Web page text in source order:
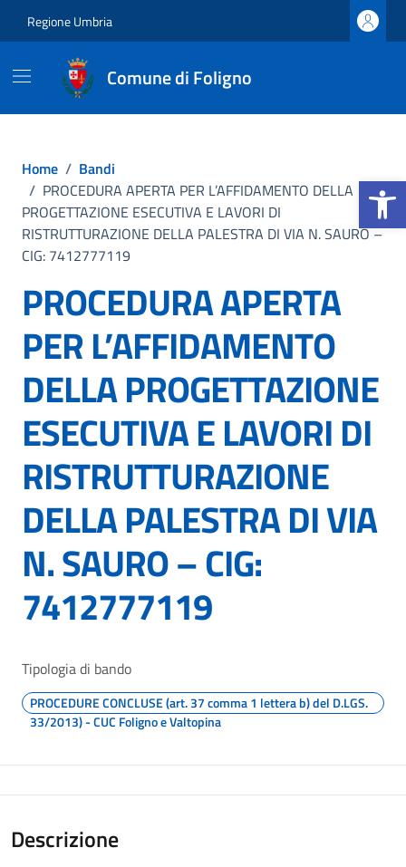
Apri la
Regione Umbria
Comune di Foligno
Home / Bandi
/ PROCEDURA APERTA PER L’AFFIDAMENTO DELLA
PROGETTAZIONE ESECUTIVA E LAVORI DI
RISTRUTTURAZIONE DELLA PALESTRA DI VIA N. SAURO –
CIG: 7412777119
PROCEDURA APERTA
PER L’AFFIDAMENTO
DELLA PROGETTAZIONE
ESECUTIVA E LAVORI DI
RISTRUTTURAZIONE
DELLA PALESTRA DI VIA
N. SAURO – CIG:
7412777119
Tipologia di bando
PROCEDURE CONCLUSE (art. 37 comma 1 lettera b) del D.LGS.
33/2013) - CUC Foligno e Valtopina
Descrizione